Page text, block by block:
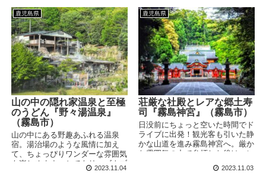
できます。
鹿児島県
山の中の隠れ家温泉と至極
のうどん『野々湯温泉』
（霧島市）
山の中にある野趣あふれる温泉
宿。湯治場のような風情に加え
て、ちょっぴりワンダーな雰囲気
も楽しめます。とてもリーズナブ
ルに宿泊できるので、節約旅して
2023.11.04
鹿児島県
荘厳な社殿とレアな郷土寿
司『霧島神宮』（霧島市）
日没前にちょっと空いた時間でド
ライブに出発！観光客も引いた静
かな山道を進み霧島神宮へ。厳か
な雰囲気の中で参拝した後は、レ
2023.11.03